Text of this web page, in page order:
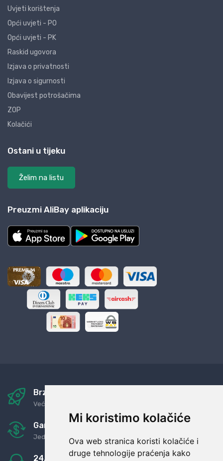
Mi koristimo kolačiće
Ova web stranica koristi kolačiće i
druge tehnologije praćenja kako
Uvjeti korištenja
Opći uvjeti - PO
Opći uvjeti - PK
Raskid ugovora
Izjava o privatnosti
Izjava o sigurnosti
Obavijest potrošačima
ZOP
Kolačići
Ostani u tijeku
Želim na listu
Preuzmi AliBay aplikaciju
Brza i sigurna dostava
Već za nekoliko dana kod vas
Garancija u povrat novaca
Jednostavno pravilo: Roba za novac
24/7 odlična podrška